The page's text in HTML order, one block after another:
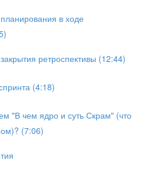
в ходе
ретроспективы (12:44)
(4:18)
"В чем ядро и суть Скрам" (что
(7:06)